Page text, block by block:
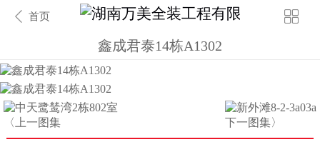
首页
鑫成君泰14栋A1302
〈上一图集 下一图集〉